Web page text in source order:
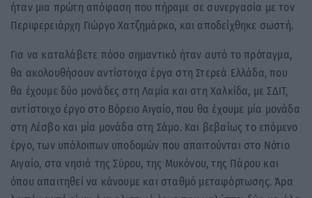
ήταν μια πρώτη απόφαση που πήραμε σε συνεργασία με τον
Περιφερειάρχη Γιώργο Χατζημάρκο, και αποδείχθηκε σωστή.
Για να καταλάβετε πόσο σημαντικό ήταν αυτό το πρόταγμα,
θα ακολουθήσουν αντίστοιχα έργα στη Στερεά Ελλάδα, που
θα έχουμε δύο μονάδες στη Λαμία και στη Χαλκίδα, με ΣΔΙΤ,
αντίστοιχο έργο στο Βόρειο Αιγαίο, που θα έχουμε μία μονάδα
στη Λέσβο και μία μονάδα στη Σάμο. Και βεβαίως το επόμενο
έργο, των υπόλοιπων υποδομών που απαιτούνται στο Νότιο
Αιγαίο, στα νησιά της Σύρου, της Μυκόνου, της Πάρου και
όπου απαιτηθεί να κάνουμε και σταθμό μεταφόρτωσης. Άρα